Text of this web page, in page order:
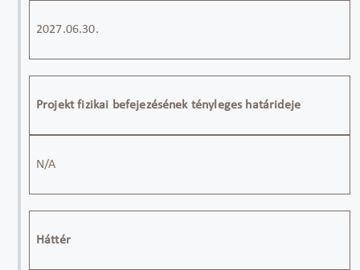
2027.06.30.
Projekt fizikai befejezésének tényleges határideje
N/A
Háttér